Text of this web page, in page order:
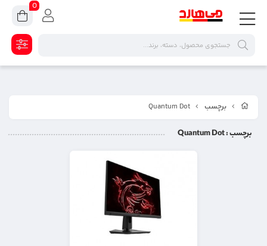
برچسب Quantum Dot
برچسب: Quantum Dot
0